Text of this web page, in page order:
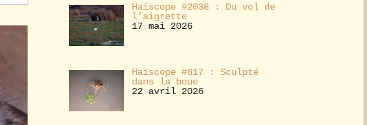
Haïscope #2038 : Du vol de
l’aigrette
17 mai 2026
Haïscope #817 : Sculpté
dans la boue
22 avril 2026